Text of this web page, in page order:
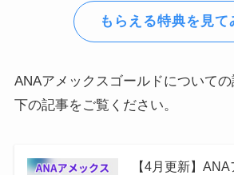
もらえる特典を見て
ANAアメックスゴールドについて
下の記事をご覧ください。
【4月更新】